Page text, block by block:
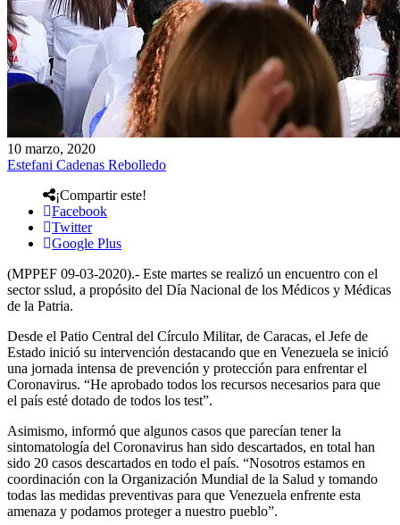
10 marzo, 2020
Estefani Cadenas Rebolledo
¡Compartir este!
Facebook
Twitter
Google Plus
(MPPEF 09-03-2020).- Este martes se realizó un encuentro con el
sector sslud, a propósito del Día Nacional de los Médicos y Médicas
de la Patria.
Desde el Patio Central del Círculo Militar, de Caracas, el Jefe de
Estado inició su intervención destacando que en Venezuela se inició
una jornada intensa de prevención y protección para enfrentar el
Coronavirus. “He aprobado todos los recursos necesarios para que
el país esté dotado de todos los test”.
Asimismo, informó que algunos casos que parecían tener la
sintomatología del Coronavirus han sido descartados, en total han
sido 20 casos descartados en todo el país. “Nosotros estamos en
coordinación con la Organización Mundial de la Salud y tomando
todas las medidas preventivas para que Venezuela enfrente esta
amenaza y podamos proteger a nuestro pueblo”.